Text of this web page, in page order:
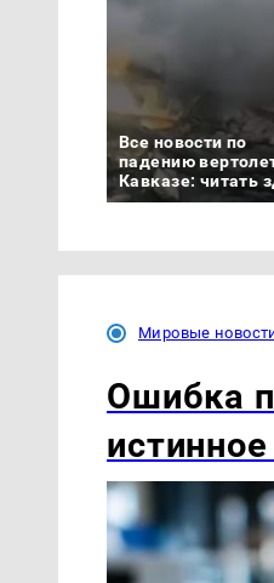
Все новости по
падению
Кавказе: читать
Мировые
Ошибка